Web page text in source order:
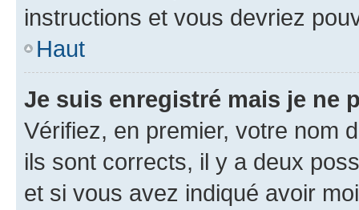
instructions et vous devriez
Haut
Je suis enregistré mais je ne
Vérifiez, en premier, votre nom
ils sont corrects, il y a deux
et si vous avez indiqué avoir